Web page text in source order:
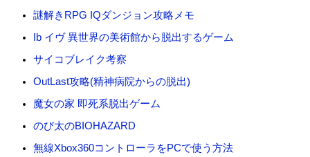
謎解きRPG IQダンジョン攻略メモ
Ib イヴ 異世界の美術館から脱出するゲーム
サイコブレイク考察
OutLast攻略(精神病院からの脱出)
魔女の家 即死系脱出ゲーム
のび太のBIOHAZARD
無線Xbox360コントローラをPCで使う方法